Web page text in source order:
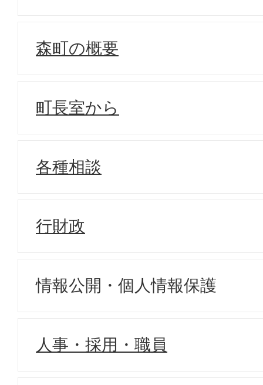
森町の概要
町長室から
各種相談
行財政
情報公開・個人情報保護
人事・採用・職員